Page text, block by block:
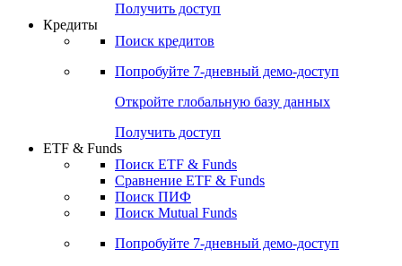
Попробуйте7-дневный
Откройте глобальную базу данных
Получить доступ
Поиск кредитов
Попробуйте7-дневный
Откройте глобальную базу данных
Получить доступ
ETF & Funds
Сравнение ETF & Funds